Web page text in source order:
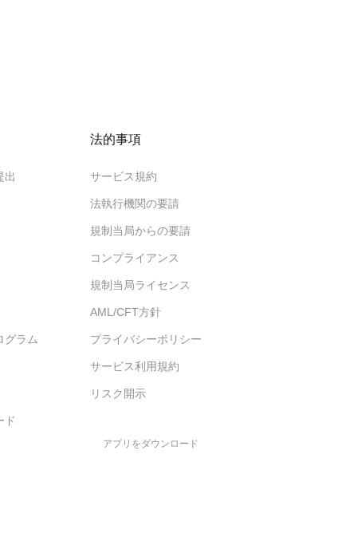
出
グラム
ド
法的事項
サービス規約
法執行機関の要請
規制当局からの要請
コンプライアンス
規制当局ライセンス
AML/CFT方針
プライバシーポリシー
サービス利用規約
リスク開示
アプリをダウンロード